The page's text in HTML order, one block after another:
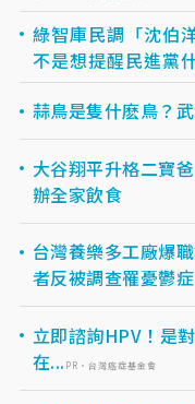
綠智庫民調「沈伯
不是想提醒民進黨
蒜鳥是隻什麽鳥？
大谷翔平升格二寶
辦全家飲食
台灣養樂多工廠爆
者反被調查罹憂鬱症
立即諮詢HPV！是
在... PR・台灣癌症基金會